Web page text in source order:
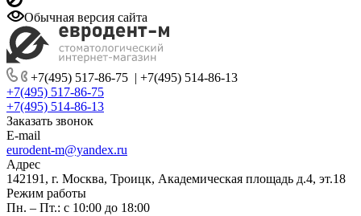
Обычная версия сайта
+7(495) 517-86-75 | +7(495) 514-86-13
+7(495) 517-86-75
+7(495) 514-86-13
Заказать звонок
E-mail
eurodent-m@yandex.ru
Адрес
142191, г. Москва, Троицк, Академическая площадь д.4, эт.18
Режим работы
Пн. – Пт.: с 10:00 до 18:00